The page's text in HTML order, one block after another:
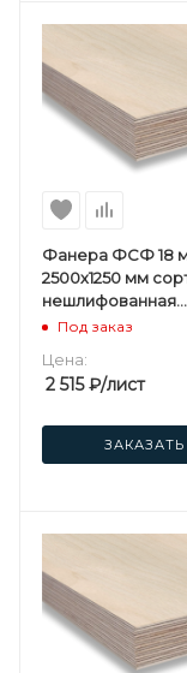
Фанера ФСФ 18
2500х1250 мм
нешлифованная
березовая
Под заказ
Цена:
2 515₽/лист
ЗАКАЗАТЬ